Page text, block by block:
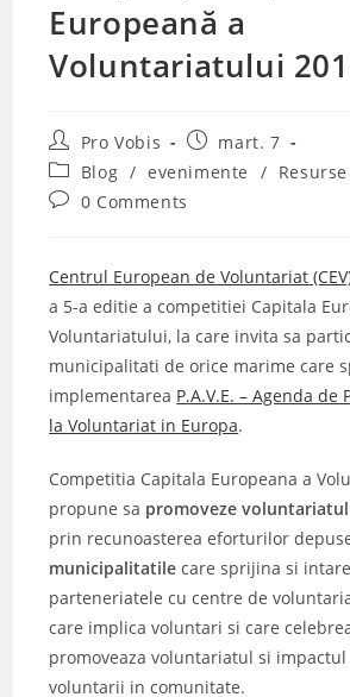
Europeană a
Voluntariatului
Post
author:
Pro Vobis
Post
published:
mart. 7
Post
category:
Blog / evenimente / Resurse
Post0 Comments
Centrul European de Voluntariat
a 5-a editie a competitiei Capitala
Voluntariatului, la care invita sa
municipalitati de orice marime care
implementarea P.A.V.E. – Agenda
la Voluntariat in Europa.
Competitia Capitala Europeana a
propune sa promoveze
prin recunoasterea eforturilor
municipalitatile care sprijina si
parteneriatele cu centre de
care implica voluntari si care
promoveaza voluntariatul si
voluntarii in comunitate.